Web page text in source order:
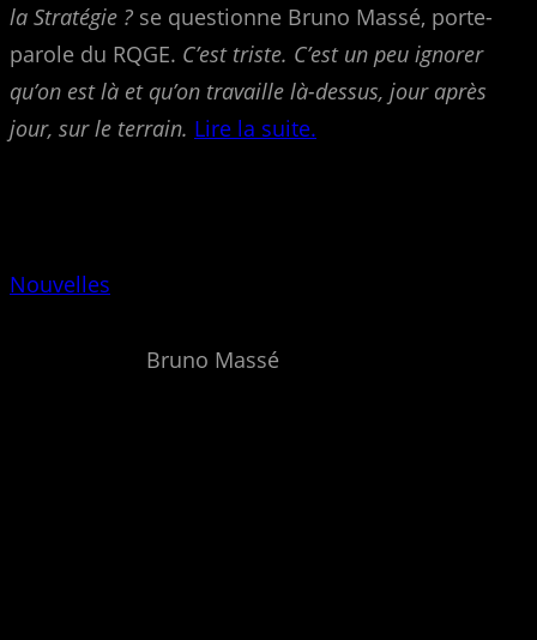
la Stratégie ? se questionne Bruno Massé, porte-
parole du RQGE. C’est triste. C’est un peu ignorer
qu’on est là et qu’on travaille là-dessus, jour après
jour, sur le terrain. Lire la suite.
Nouvelles
Bruno Massé